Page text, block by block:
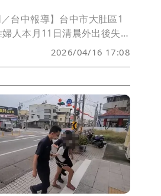
合停工搶救 文資處：影響
進度有限
社會
／台中報導】台中市大肚區1
人本月11日清晨外出後失
不著焦急如焚，利用白沙屯
大肚市場，林婦的媳婦上前
2日，龍井區茄投路「張氏
溝渠今天下午2時許（16
浮屍，經查正是林姓婦人，
廟正是以祭祀「水流仙姑」
稱奇。
2026/04/16 17:08